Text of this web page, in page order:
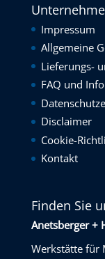
Impressum
Allgemeine
Lieferungs-
FAQ und
Disclaimer
Cookie-
Kontakt
Finden Sie
Anetsberger +
Werkstätte für